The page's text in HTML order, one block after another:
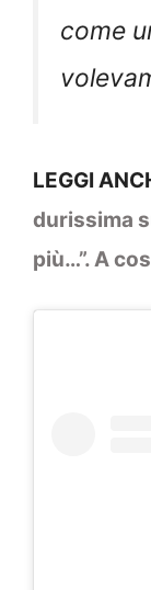
come
LEGGI
durissima
più…”. A